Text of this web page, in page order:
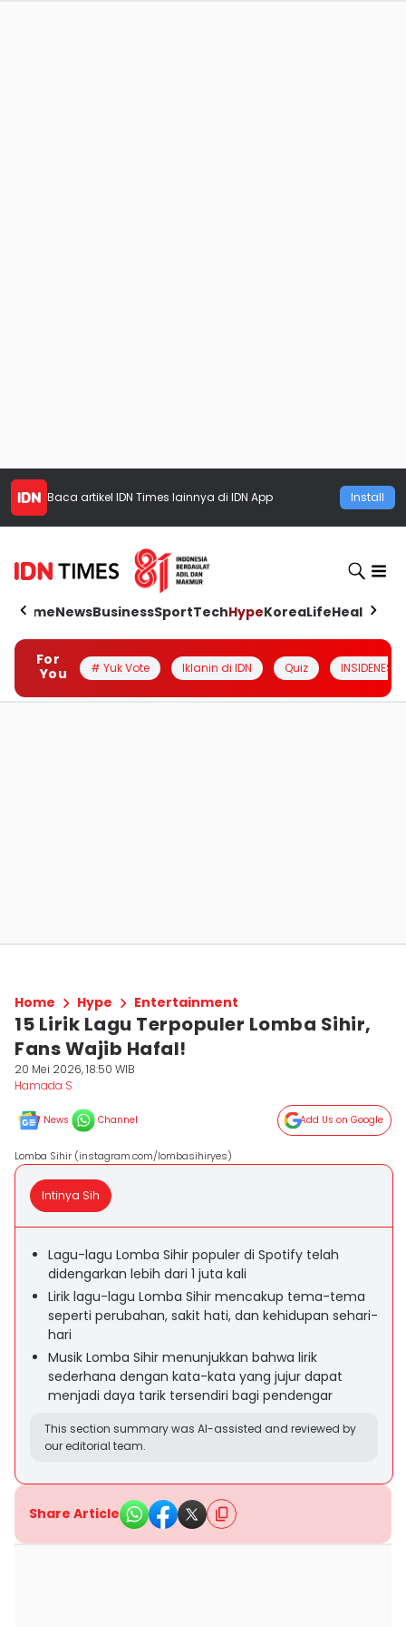
Baca artikel IDN Times lainnya di IDN App Install
HomeNewsBusinessSportTechHypeKoreaLifeHealth
For
You
# Yuk Vote Iklanin di IDN Quiz INSIDENESIA
Home Hype Entertainment
15 Lirik Lagu Terpopuler Lomba Sihir,
Fans Wajib Hafal!
20 Mei 2026, 18:50 WIB
Hamada S
News Channel Add Us on Google
Lomba Sihir (instagram.com/lombasihiryes)
Intinya Sih
Lagu-lagu Lomba Sihir populer di Spotify telah
didengarkan lebih dari 1 juta kali
Lirik lagu-lagu Lomba Sihir mencakup tema-tema
seperti perubahan, sakit hati, dan kehidupan sehari-
hari
Musik Lomba Sihir menunjukkan bahwa lirik
sederhana dengan kata-kata yang jujur dapat
menjadi daya tarik tersendiri bagi pendengar
This section summary was AI-assisted and reviewed by
our editorial team.
Share Article